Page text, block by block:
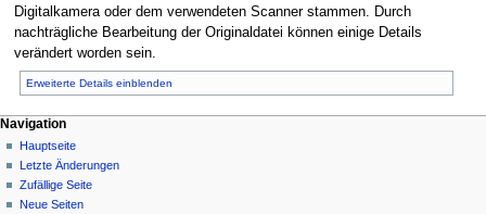
Digitalkamera oder dem verwendeten Scanner stammen. Durch
nachträgliche Bearbeitung der Originaldatei können einige Details
verändert worden sein.
Erweiterte Details einblenden
Navigation
Hauptseite
Letzte Änderungen
Zufällige Seite
Neue Seiten